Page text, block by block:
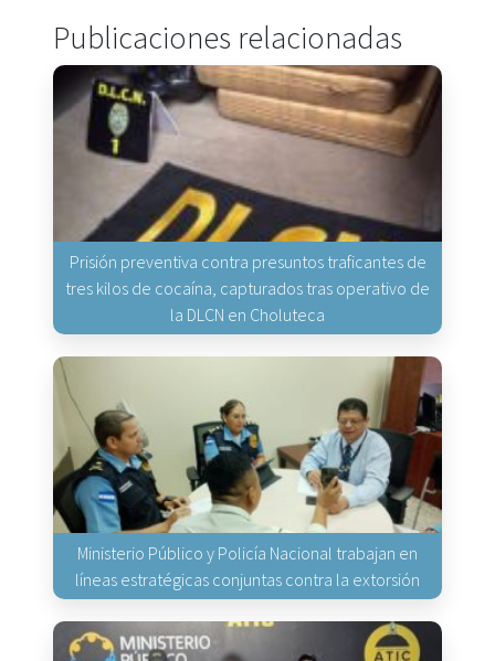
Publicaciones relacionadas
Prisión preventiva contra presuntos traficantes de
tres kilos de cocaína, capturados tras operativo de
la DLCN en Choluteca
Ministerio Público y Policía Nacional trabajan en
líneas estratégicas conjuntas contra la extorsión